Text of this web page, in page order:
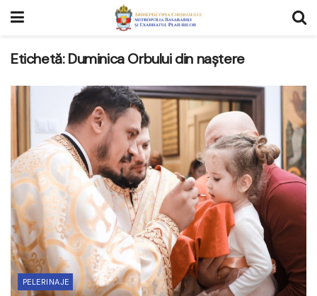
Etichetă:Duminica Orbului din naștere
PELERINAJE